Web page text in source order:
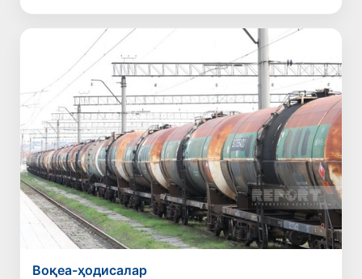
Воқеа-ҳодисалар